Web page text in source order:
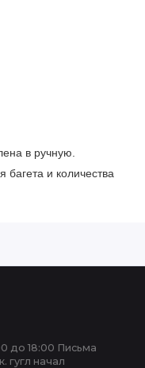
в ручную.
багета и количества
до 18:00 Письма
гугл начал